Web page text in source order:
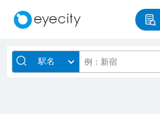
駅名